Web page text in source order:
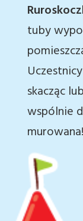
tuby
skacząc
wspólnie
murowana!